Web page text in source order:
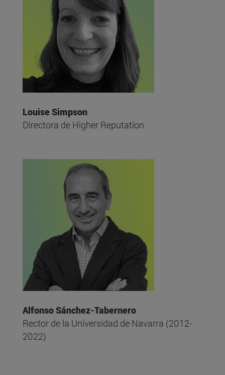
Louise Simpson
Directora de Higher Reputation
Alfonso Sánchez-Tabernero
Rector de la Universidad de Navarra (2012-
2022)